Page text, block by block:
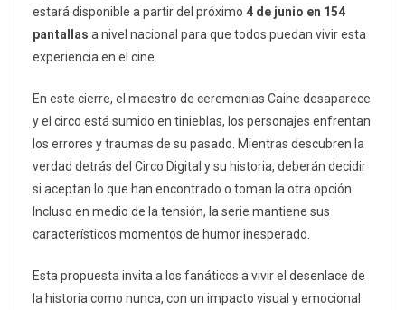
estará disponible a partir del próximo 4 de junio en 154
pantallas a nivel nacional para que todos puedan vivir esta
experiencia en el cine.
En este cierre, el maestro de ceremonias Caine desaparece
y el circo está sumido en tinieblas, los personajes enfrentan
los errores y traumas de su pasado. Mientras descubren la
verdad detrás del Circo Digital y su historia, deberán decidir
si aceptan lo que han encontrado o toman la otra opción.
Incluso en medio de la tensión, la serie mantiene sus
característicos momentos de humor inesperado.
Esta propuesta invita a los fanáticos a vivir el desenlace de
la historia como nunca, con un impacto visual y emocional